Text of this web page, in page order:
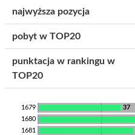
najwyższa pozycja
pobyt w TOP20
punktacja w rankingu w
TOP20
37
1679
1680
1681